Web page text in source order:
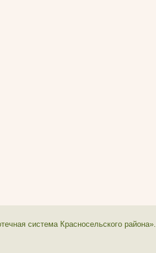
система Красносельского района».